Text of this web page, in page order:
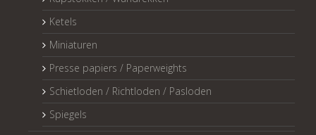
Ketels
Miniaturen
Presse papiers / Paperweights
Schietloden / Richtloden / Pasloden
Spiegels